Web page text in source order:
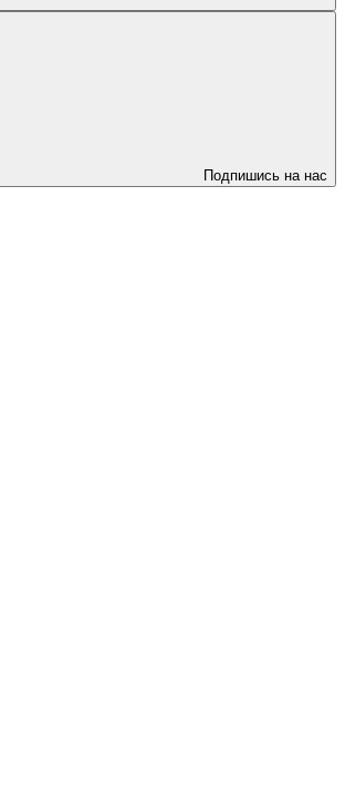
Подпишись на нас